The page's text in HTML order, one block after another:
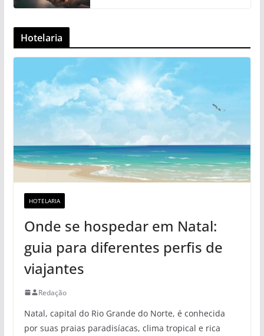
Hotelaria
HOTELARIA
Onde se hospedar em Natal:
guia para diferentes perfis de
viajantes
Redação
Natal, capital do Rio Grande do Norte, é conhecida
por suas praias paradisíacas, clima tropical e rica